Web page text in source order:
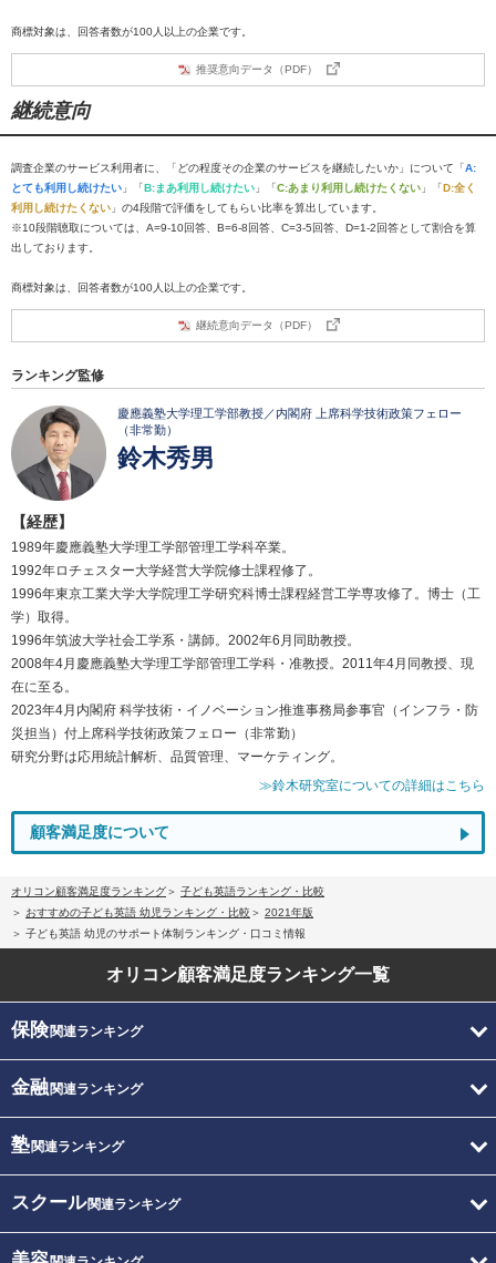
商標対象は、回答者数が100人以上の企業です。
推奨意向データ（PDF）
継続意向
調査企業のサービス利用者に、「どの程度その企業のサービスを継続したいか」について「A:
とても利用し続けたい 」「B:まあ利用し続けたい 」「C:あまり利用し続けたくない 」「D:全く
利用し続けたくない 」の4段階で評価をしてもらい比率を算出しています。
※10段階聴取については、A=9-10回答、B=6-8回答、C=3-5回答、D=1-2回答として割合を算
出しております。
商標対象は、回答者数が100人以上の企業です。
継続意向データ（PDF）
ランキング監修
慶應義塾大学理工学部教授／内閣府 上席科学技術政策フェロー
（非常勤）
鈴木秀男
【経歴】
1989年慶應義塾大学理工学部管理工学科卒業。
1992年ロチェスター大学経営大学院修士課程修了。
1996年東京工業大学大学院理工学研究科博士課程経営工学専攻修了。博士（工
学）取得。
1996年筑波大学社会工学系・講師。2002年6月同助教授。
2008年4月慶應義塾大学理工学部管理工学科・准教授。2011年4月同教授、現
在に至る。
2023年4月内閣府 科学技術・イノベーション推進事務局参事官（インフラ・防
災担当）付上席科学技術政策フェロー（非常勤）
研究分野は応用統計解析、品質管理、マーケティング。
≫鈴木研究室についての詳細はこちら
顧客満足度について
オリコン顧客満足度ランキング
子ども英語ランキング・比較
おすすめの子ども英語 幼児ランキング・比較
2021年版
子ども英語 幼児のサポート体制ランキング・口コミ情報
オリコン顧客満足度ランキング一覧
保険関連ランキング
金融関連ランキング
塾関連ランキング
スクール関連ランキング